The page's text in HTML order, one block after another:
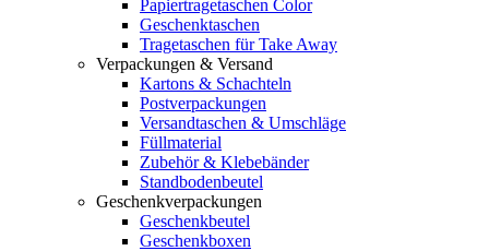
Papiertragetaschen Color
Geschenktaschen
Tragetaschen für Take Away
Verpackungen & Versand
Kartons & Schachteln
Postverpackungen
Versandtaschen & Umschläge
Füllmaterial
Zubehör & Klebebänder
Standbodenbeutel
Geschenkverpackungen
Geschenkbeutel
Geschenkboxen